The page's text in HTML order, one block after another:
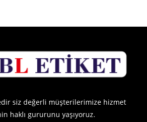
siz değerli müşterilerimize hizmet
haklı gururunu yaşıyoruz.